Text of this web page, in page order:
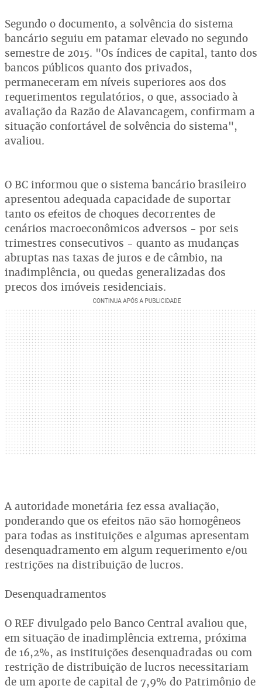
Segundo o documento, a solvência do sistema
bancário seguiu em patamar elevado no segundo
semestre de 2015. "Os índices de capital, tanto dos
bancos públicos quanto dos privados,
permaneceram em níveis superiores aos dos
requerimentos regulatórios, o que, associado à
avaliação da Razão de Alavancagem, confirmam a
situação confortável de solvência do sistema",
avaliou.
O BC informou que o sistema bancário brasileiro
apresentou adequada capacidade de suportar
tanto os efeitos de choques decorrentes de
cenários macroeconômicos adversos - por seis
trimestres consecutivos - quanto as mudanças
abruptas nas taxas de juros e de câmbio, na
inadimplência, ou quedas generalizadas dos
preços dos imóveis residenciais.
A autoridade monetária fez essa avaliação,
ponderando que os efeitos não são homogêneos
para todas as instituições e algumas apresentam
desenquadramento em algum requerimento e/ou
restrições na distribuição de lucros.
Desenquadramentos
O REF divulgado pelo Banco Central avaliou que,
em situação de inadimplência extrema, próxima
de 16,2%, as instituições desenquadradas ou com
restrição de distribuição de lucros necessitariam
de um aporte de capital de 7,9% do Patrimônio de